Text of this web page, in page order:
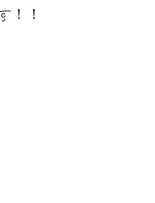
！！